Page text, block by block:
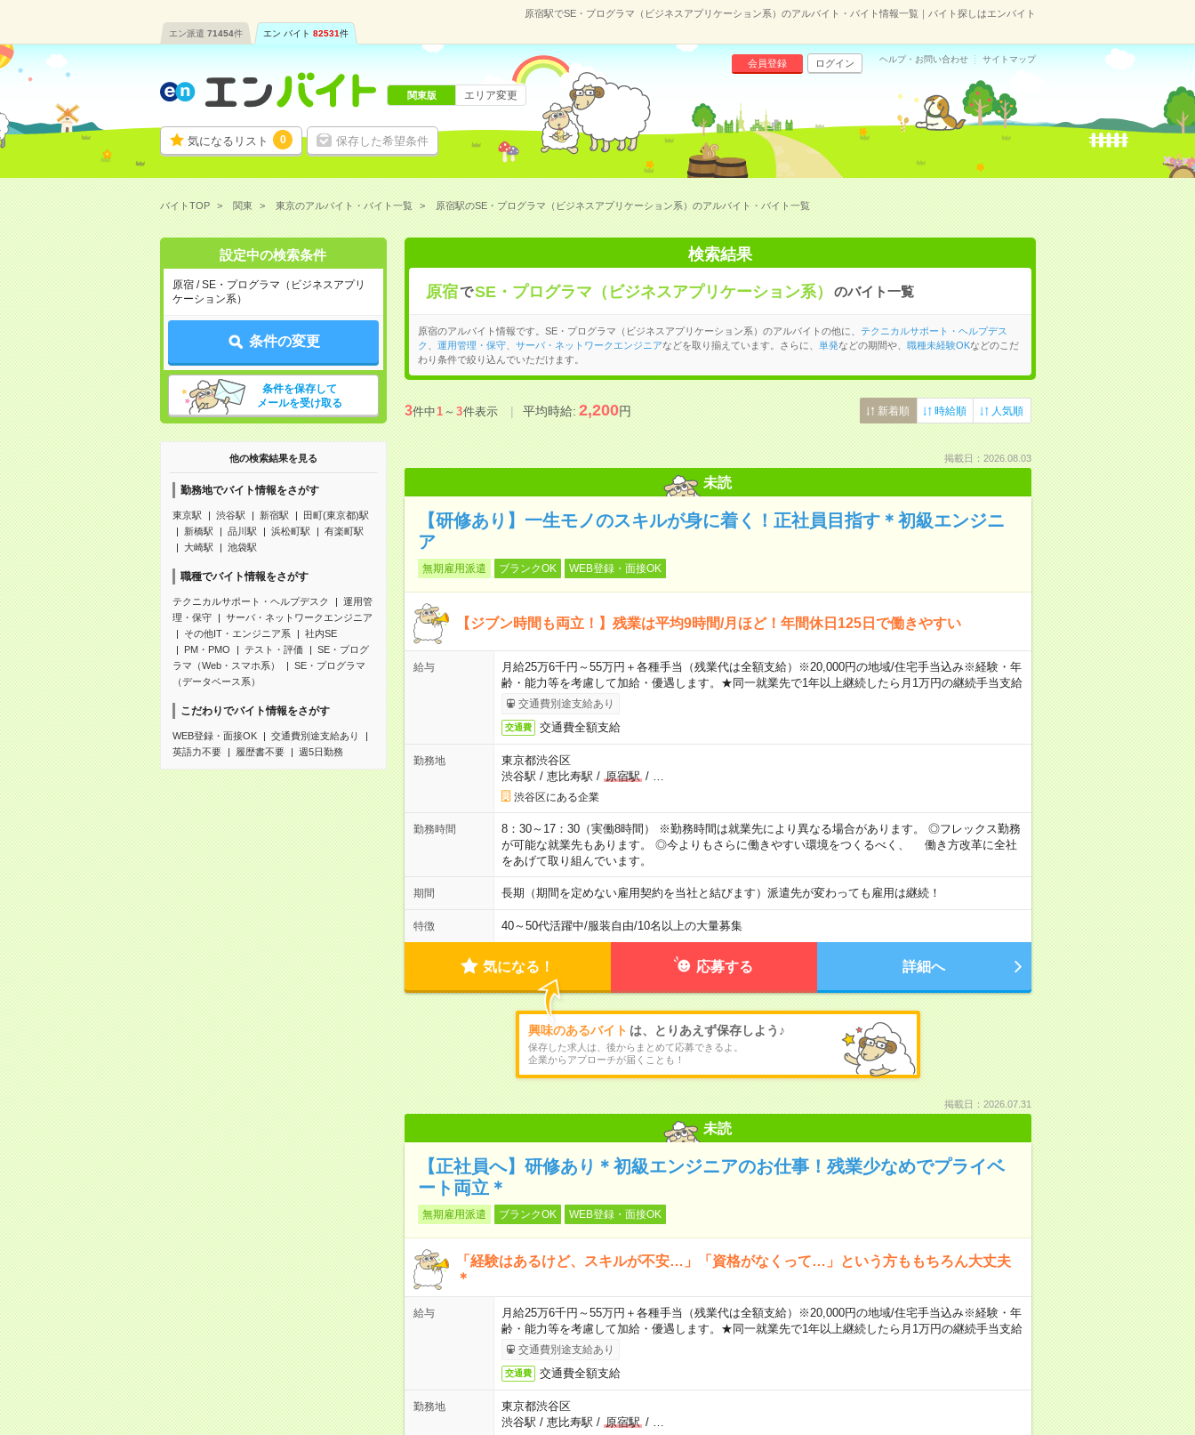
原宿駅でSE・プログラマ（ビジネスアプリケーション系）のアルバイト・バイト情報一覧｜バイト探しはエンバイト
エン派遣 71454件 エン バイト 82531件
気になるリスト 0 保存した希望条件
会員登録 ログイン ヘルプ・お問い合わせ サイトマップ
関東版 エリア変更
バイトTOP 関東 東京のアルバイト・バイト一覧 原宿駅のSE・プログラマ（ビジネスアプリケーション系）のアルバイト・バイト一覧
設定中の検索条件
原宿 / SE・プログラマ（ビジネスアプリ
ケーション系）
条件の変更
条件を保存して
メールを受け取る
他の検索結果を見る
勤務地でバイト情報をさがす
東京駅 渋谷駅 新宿駅
田町(東京都)駅
新橋駅
品川駅 浜松町駅
有楽町駅
大崎駅
池袋駅
職種でバイト情報をさがす
テクニカルサポート・ヘルプデスク
運用管
理・保守
サーバ・ネットワークエンジニア
その他IT・エンジニア系
社内SE
PM・PMO
テスト・評価
SE・プログ
ラマ（Web・スマホ系）
SE・プログラマ
（データベース系）
こだわりでバイト情報をさがす
WEB登録・面接OK
交通費別途支給あり
英語力不要
履歴書不要 週5日勤務
検索結果
原宿でSE・プログラマ（ビジネスアプリケーション系） のバイト一覧
原宿のアルバイト情報です。SE・プログラマ（ビジネスアプリケーション系）のアルバイトの他に、 テクニカルサポート・ヘルプデス
ク
運用管理・保守、 サーバ・ネットワークエンジニアなどを取り揃えています。さらに、 単発などの期間や、 職種未経験OKなどのこだ
わり条件で絞り込んでいただけます。
3件中1～3件表示 平均時給:2,200円 新着順 時給順 人気順
掲載日：2026.08.03
未読
【研修あり】一生モノのスキルが身に着く！正社員目指す＊初級エンジニ
ア
無期雇用派遣 ブランクOK WEB登録・面接OK
【ジブン時間も両立！】残業は平均9時間/月ほど！年間休日125日で働きやすい
給与
月給25万6千円～55万円＋各種手当（残業代は全額支給）※20,000円の地域/住宅手当込み※経験・年
齢・能力等を考慮して加給・優遇します。★同一就業先で1年以上継続したら月1万円の継続手当支給
交通費別途支給あり
交通費 交通費全額支給
勤務地
東京都渋谷区
渋谷駅 / 恵比寿駅 / 原宿駅/
渋谷区にある企業
勤務時間
8：30～17：30（実働8時間） ※勤務時間は就業先により異なる場合があります。 ◎フレックス勤務
が可能な就業先もあります。 ◎今よりもさらに働きやすい環境をつくるべく、 働き方改革に全社
をあげて取り組んでいます。
期間 長期（期間を定めない雇用契約を当社と結びます）派遣先が変わっても雇用は継続！
特徴 40～50代活躍中/服装自由/10名以上の大量募集
気になる！ 応募する 詳細へ
興味のあるバイト は、とりあえず保存しよう♪
保存した求人は、後からまとめて応募できるよ。
企業からアプローチが届くことも！
掲載日：2026.07.31
未読
【正社員へ】研修あり＊初級エンジニアのお仕事！残業少なめでプライベ
ート両立＊
無期雇用派遣 ブランクOK WEB登録・面接OK
「経験はあるけど、スキルが不安…」「資格がなくって…」という方ももちろん大丈夫
＊
給与
月給25万6千円～55万円＋各種手当（残業代は全額支給）※20,000円の地域/住宅手当込み※経験・年
齢・能力等を考慮して加給・優遇します。★同一就業先で1年以上継続したら月1万円の継続手当支給
交通費別途支給あり
交通費 交通費全額支給
勤務地
東京都渋谷区
渋谷駅 / 恵比寿駅 / 原宿駅/